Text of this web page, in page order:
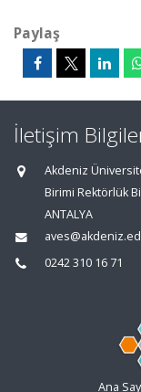
Paylaş
İletişim
Akdeniz
Birimi Rektörlük
ANTALYA
0242 310 16 71
Ana